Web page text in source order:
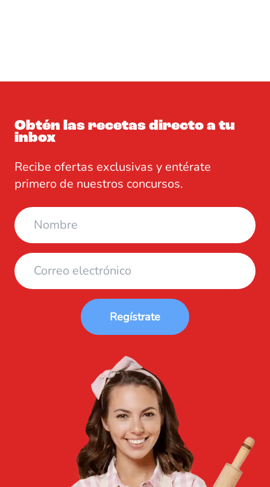
Obtén las recetas directo a tu
inbox
Recibe ofertas exclusivas y entérate
primero de nuestros concursos.
Regístrate